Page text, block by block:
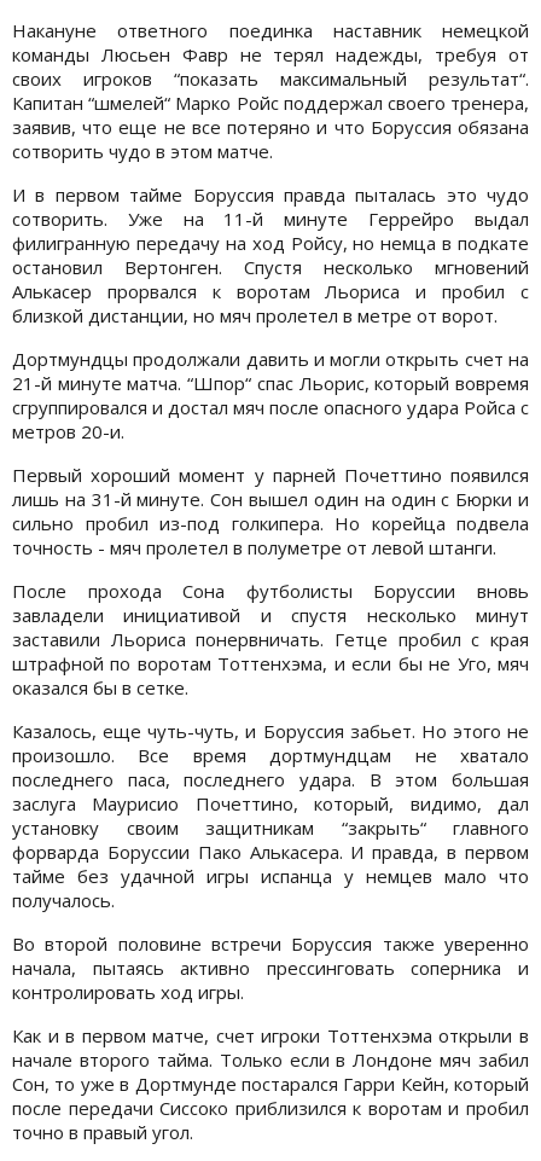
Накануне ответного поединка наставник немецкой
команды Люсьен Фавр не терял надежды, требуя от
своих игроков “показать максимальный результат“.
Капитан “шмелей“ Марко Ройс поддержал своего тренера,
заявив, что еще не все потеряно и что Боруссия обязана
сотворить чудо в этом матче.
И в первом тайме Боруссия правда пыталась это чудо
сотворить. Уже на 11-й минуте Геррейро выдал
филигранную передачу на ход Ройсу, но немца в подкате
остановил Вертонген. Спустя несколько мгновений
Алькасер прорвался к воротам Льориса и пробил с
близкой дистанции, но мяч пролетел в метре от ворот.
Дортмундцы продолжали давить и могли открыть счет на
21-й минуте матча. “Шпор“ спас Льорис, который вовремя
сгруппировался и достал мяч после опасного удара Ройса с
метров 20-и.
Первый хороший момент у парней Почеттино появился
лишь на 31-й минуте. Сон вышел один на один с Бюрки и
сильно пробил из-под голкипера. Но корейца подвела
точность - мяч пролетел в полуметре от левой штанги.
После прохода Сона футболисты Боруссии вновь
завладели инициативой и спустя несколько минут
заставили Льориса понервничать. Гетце пробил с края
штрафной по воротам Тоттенхэма, и если бы не Уго, мяч
оказался бы в сетке.
Казалось, еще чуть-чуть, и Боруссия забьет. Но этого не
произошло. Все время дортмундцам не хватало
последнего паса, последнего удара. В этом большая
заслуга Маурисио Почеттино, который, видимо, дал
установку своим защитникам “закрыть“ главного
форварда Боруссии Пако Алькасера. И правда, в первом
тайме без удачной игры испанца у немцев мало что
получалось.
Во второй половине встречи Боруссия также уверенно
начала, пытаясь активно прессинговать соперника и
контролировать ход игры.
Как и в первом матче, счет игроки Тоттенхэма открыли в
начале второго тайма. Только если в Лондоне мяч забил
Сон, то уже в Дортмунде постарался Гарри Кейн, который
после передачи Сиссоко приблизился к воротам и пробил
точно в правый угол.